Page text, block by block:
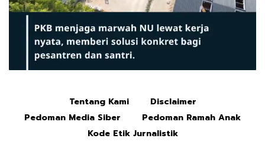
Tentang Kami
Disclaimer
Pedoman Media Siber
Pedoman Ramah Anak
Kode Etik Jurnalistik